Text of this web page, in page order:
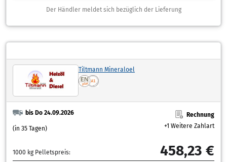
Der Händler meldet sich bezüglich der Lieferung
Tiltmann Mineraloel
bis Do 24.09.2026
(in 35 Tagen)
Rechnung
+1 Weitere Zahlart
1000 kg Pelletspreis: 458,23 €